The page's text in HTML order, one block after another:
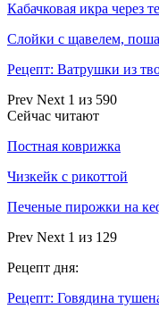
Кабачковая икра через
Слойки с щавелем,
Рецепт: Ватрушки из
Prev Next 1 из 590
Сейчас читают
Постная коврижка
Чизкейк с рикоттой
Печеные пирожки на
Prev Next 1 из 129
Рецепт дня:
Рецепт: Говядина